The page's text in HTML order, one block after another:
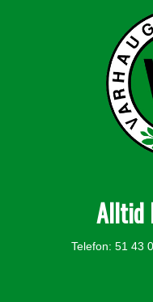
Alltid
Telefon: 51